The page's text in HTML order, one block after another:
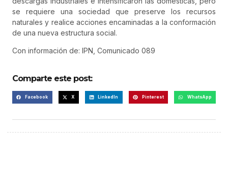
se requiere una sociedad que preserve los recursos
naturales y realice acciones encaminadas a la conformación
de una nueva estructura social.
Con información de: IPN, Comunicado 089
Comparte este post:
Facebook X LinkedIn Pinterest WhatsApp